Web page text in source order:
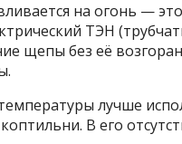
на огонь —
ТЭН
щепы без её
лучше
В его